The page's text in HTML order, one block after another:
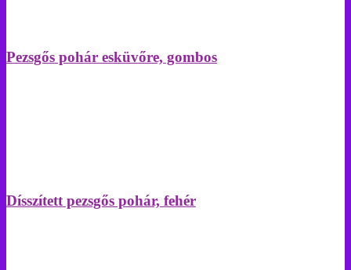
Pezsgős pohár esküvőre, gombos
Dísszített pezsgős pohár, fehér